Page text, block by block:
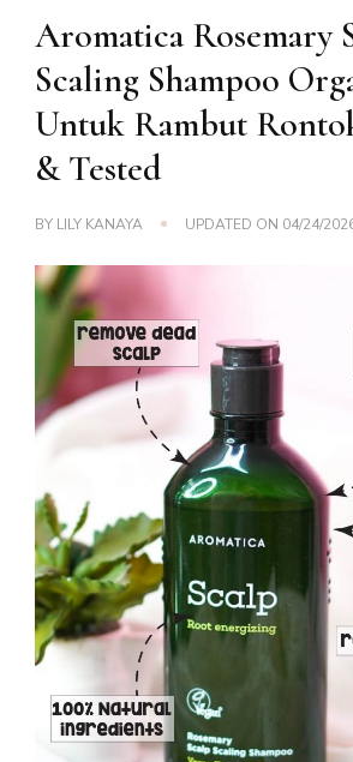
Aromatica Rosemary
Scaling Shampoo
Untuk Rambut
& Tested
BY LILY KANAYA UPDATED ON 04/24/